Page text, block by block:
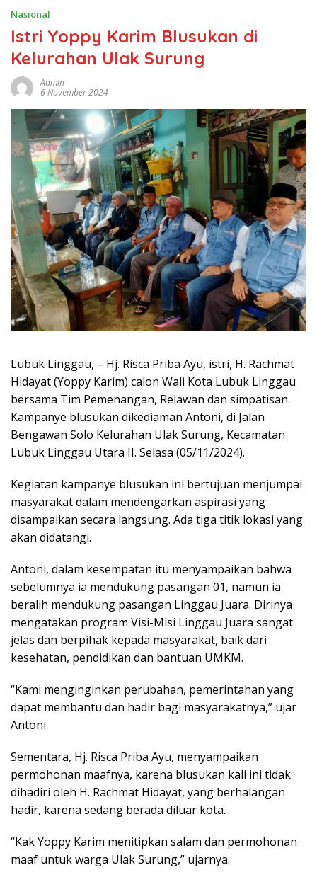
Nasional
Istri Yoppy Karim Blusukan di
Kelurahan Ulak Surung
Admin
6 November 2024
Lubuk Linggau, – Hj. Risca Priba Ayu, istri, H. Rachmat
Hidayat (Yoppy Karim) calon Wali Kota Lubuk Linggau
bersama Tim Pemenangan, Relawan dan simpatisan.
Kampanye blusukan dikediaman Antoni, di Jalan
Bengawan Solo Kelurahan Ulak Surung, Kecamatan
Lubuk Linggau Utara II. Selasa (05/11/2024).
Kegiatan kampanye blusukan ini bertujuan menjumpai
masyarakat dalam mendengarkan aspirasi yang
disampaikan secara langsung. Ada tiga titik lokasi yang
akan didatangi.
Antoni, dalam kesempatan itu menyampaikan bahwa
sebelumnya ia mendukung pasangan 01, namun ia
beralih mendukung pasangan Linggau Juara. Dirinya
mengatakan program Visi-Misi Linggau Juara sangat
jelas dan berpihak kepada masyarakat, baik dari
kesehatan, pendidikan dan bantuan UMKM.
“Kami menginginkan perubahan, pemerintahan yang
dapat membantu dan hadir bagi masyarakatnya,” ujar
Antoni
Sementara, Hj. Risca Priba Ayu, menyampaikan
permohonan maafnya, karena blusukan kali ini tidak
dihadiri oleh H. Rachmat Hidayat, yang berhalangan
hadir, karena sedang berada diluar kota.
“Kak Yoppy Karim menitipkan salam dan permohonan
maaf untuk warga Ulak Surung,” ujarnya.